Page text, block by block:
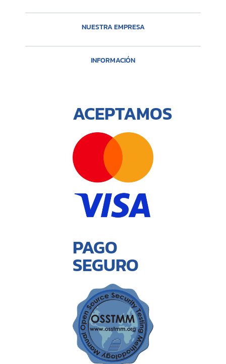
NUESTRA EMPRESA
INFORMACIÓN
ACEPTAMOS
PAGO
SEGURO